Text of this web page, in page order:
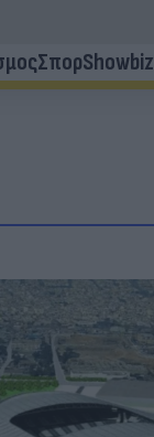
ΣπορShowbiz